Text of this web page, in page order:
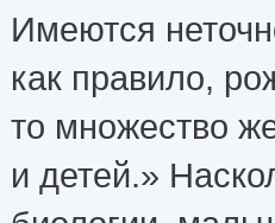
Имеются
как правило,
то множество
и детей.»